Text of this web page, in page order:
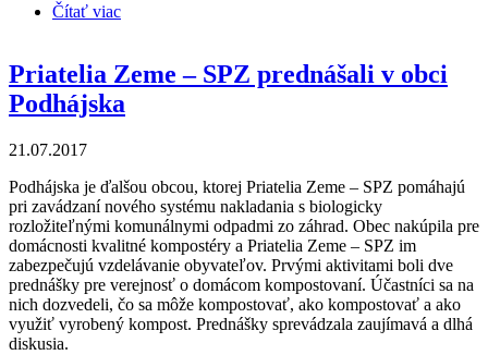
Čítať viac
Priatelia Zeme – SPZ prednášali v obci
Podhájska
21.07.2017
Podhájska je ďalšou obcou, ktorej Priatelia Zeme – SPZ pomáhajú
pri zavádzaní nového systému nakladania s biologicky
rozložiteľnými komunálnymi odpadmi zo záhrad. Obec nakúpila pre
domácnosti kvalitné kompostéry a Priatelia Zeme – SPZ im
zabezpečujú vzdelávanie obyvateľov. Prvými aktivitami boli dve
prednášky pre verejnosť o domácom kompostovaní. Účastníci sa na
nich dozvedeli, čo sa môže kompostovať, ako kompostovať a ako
využiť vyrobený kompost. Prednášky sprevádzala zaujímavá a dlhá
diskusia.